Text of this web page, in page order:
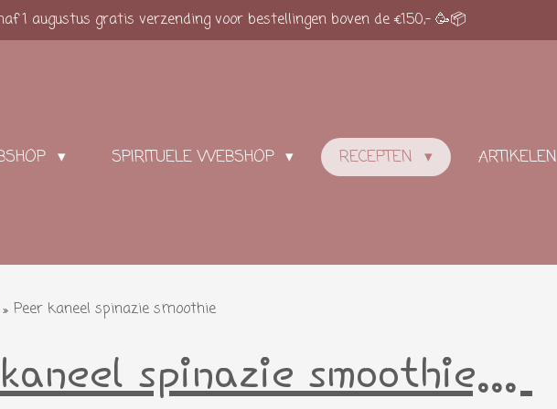
1 augustus gratis verzending voor bestellingen boven de €150,- 🥳📦
SPIRITUELE WEBSHOP RECEPTEN ARTIKELEN
» Peer kaneel spinazie smoothie
spinazie smoothie...